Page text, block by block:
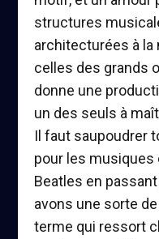
structures
architecturées à la
celles des grands
donne une
un des seuls à
Il faut saupoudrer
pour les musiques
Beatles en
avons une sorte de
terme qui ressort